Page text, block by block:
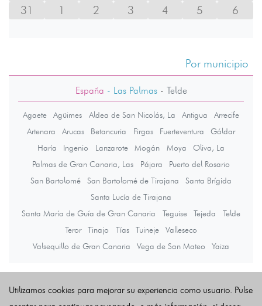
31
1 2 3 4 5 6
Por municipio
España - Las Palmas- Telde
Agaete Agüimes Aldea de San Nicolás, La Antigua
Arrecife
Artenara
Arucas Betancuria Firgas Fuerteventura
Gáldar
Haría
Ingenio Lanzarote Mogán Moya
Oliva, La
Palmas de Gran Canaria, Las
Pájara
Puerto del Rosario
San Bartolomé
San Bartolomé de Tirajana
Santa Brígida
Santa Lucía de Tirajana
Santa María de Guía de Gran Canaria
Teguise Tejeda
Telde
Teror
Tinajo Tías Tuineje
Valleseco
Valsequillo de Gran Canaria
Vega de San Mateo Yaiza
Últimas noticias
Utilizamos cookies para mejorar su experiencia como usuario. Pulse